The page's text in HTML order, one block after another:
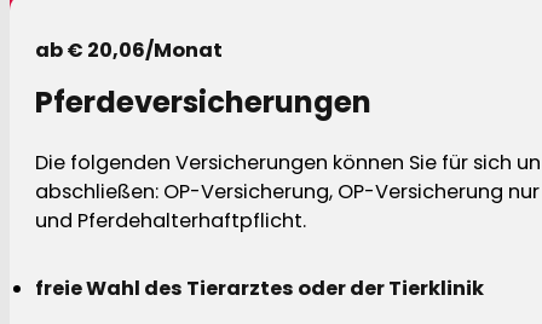
ab € 20,06/Monat
Pferdeversicherungen
Die folgenden Versicherungen können Sie für sich
abschließen: OP-Versicherung, OP-Versicherung
und Pferdehalterhaftpflicht.
freie Wahl des Tierarztes oder der Tierklinik